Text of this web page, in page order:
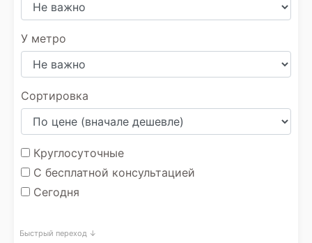
У метро
Сортировка
Круглосуточные
С бесплатной консультацией
Сегодня
Быстрый переход ↓